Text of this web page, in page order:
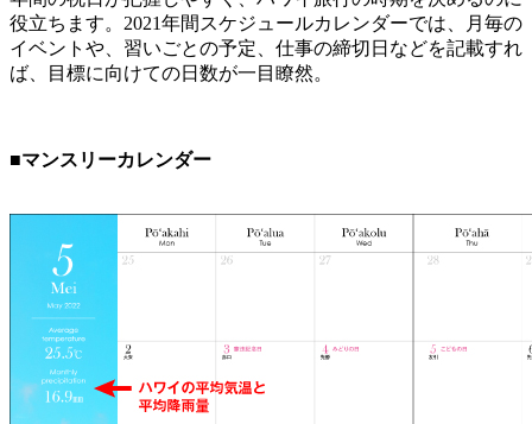
役立ちます。2021年間スケジュールカレンダーでは、月毎の
イベントや、習いごとの予定、仕事の締切日などを記載すれ
ば、目標に向けての日数が一目瞭然。
■マンスリーカレンダー